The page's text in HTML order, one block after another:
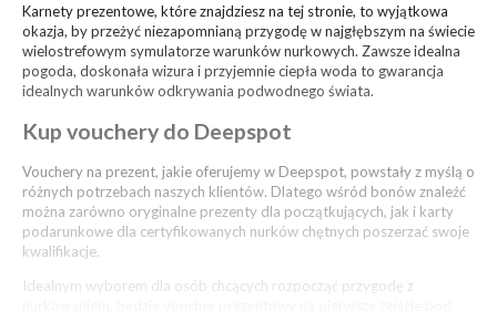
Karnety prezentowe, które znajdziesz na tej stronie, to wyjątkowa
okazja, by przeżyć niezapomnianą przygodę w najgłębszym na świecie
wielostrefowym symulatorze warunków nurkowych. Zawsze idealna
pogoda, doskonała wizura i przyjemnie ciepła woda to gwarancja
idealnych warunków odkrywania podwodnego świata.
Kup vouchery do Deepspot
Vouchery na prezent, jakie oferujemy w Deepspot, powstały z myślą o
różnych potrzebach naszych klientów. Dlatego wśród bonów znaleźć
można zarówno oryginalne prezenty dla początkujących, jak i karty
podarunkowe dla certyfikowanych nurków chętnych poszerzać swoje
kwalifikacje.
Idealnym wyborem dla osób chcących rozpocząć przygodę z